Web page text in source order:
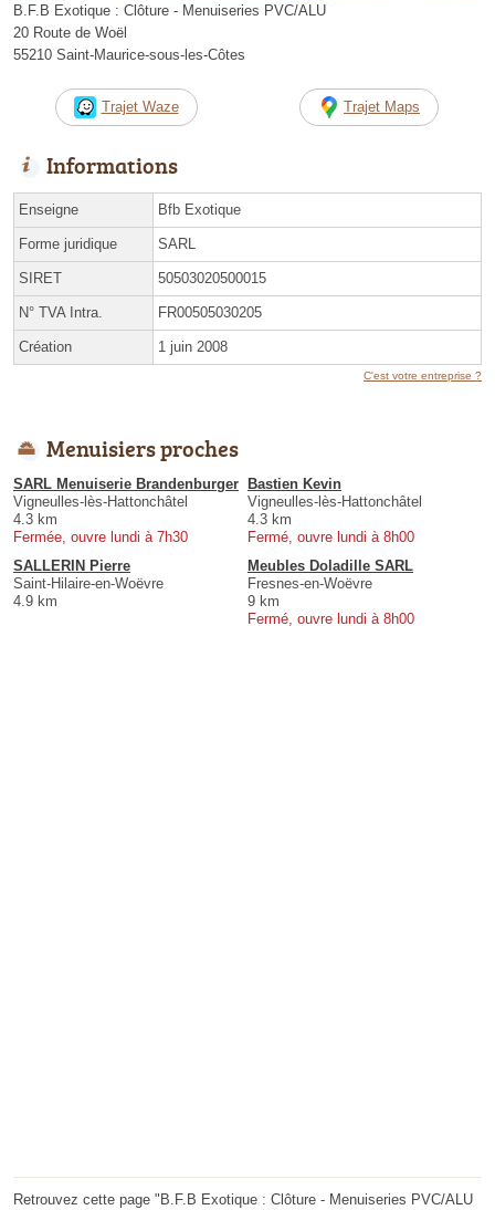
B.F.B Exotique : Clôture - Menuiseries PVC/ALU
20 Route de Woël
55210 Saint-Maurice-sous-les-Côtes
Trajet Waze Trajet Maps
Informations
Enseigne Bfb Exotique
Forme juridique SARL
SIRET 50503020500015
N° TVA Intra. FR00505030205
Création 1 juin 2008
C'est votre entreprise ?
Menuisiers proches
SARL Menuiserie Brandenburger
Vigneulles-lès-Hattonchâtel
4.3 km
Fermée, ouvre lundi à 7h30
Bastien Kevin
Vigneulles-lès-Hattonchâtel
4.3 km
Fermé, ouvre lundi à 8h00
SALLERIN Pierre
Saint-Hilaire-en-Woëvre
4.9 km
Meubles Doladille SARL
Fresnes-en-Woëvre
9 km
Fermé, ouvre lundi à 8h00
Retrouvez cette page "B.F.B Exotique : Clôture - Menuiseries PVC/ALU